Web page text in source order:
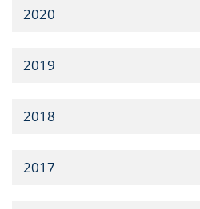
2020
2019
2018
2017